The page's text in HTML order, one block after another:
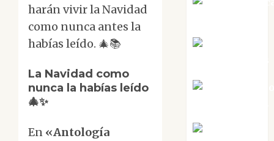
harán vivir la Navidad
como nunca antes la
habías leído. 🎄📚
La Navidad como
nunca la habías leído
🎄✨
En «Antología